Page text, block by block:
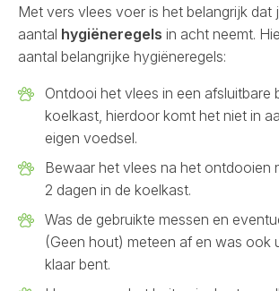
Met vers vlees voer is het belangrijk dat
aantal hygiëneregels in acht neemt.
aantal belangrijke hygiëneregels:
Ontdooi het vlees in een afsluitbare
koelkast, hierdoor komt het niet in
eigen voedsel.
Bewaar het vlees na het ontdooien
2 dagen in de koelkast.
Was de gebruikte messen en
(Geen hout) meteen af en was ook
klaar bent.